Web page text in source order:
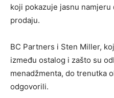
koji pokazuje jasnu
prodaju.
BC Partners i Sten Miller,
između ostalog i zašto su
menadžmenta, do trenutka
odgovorili.